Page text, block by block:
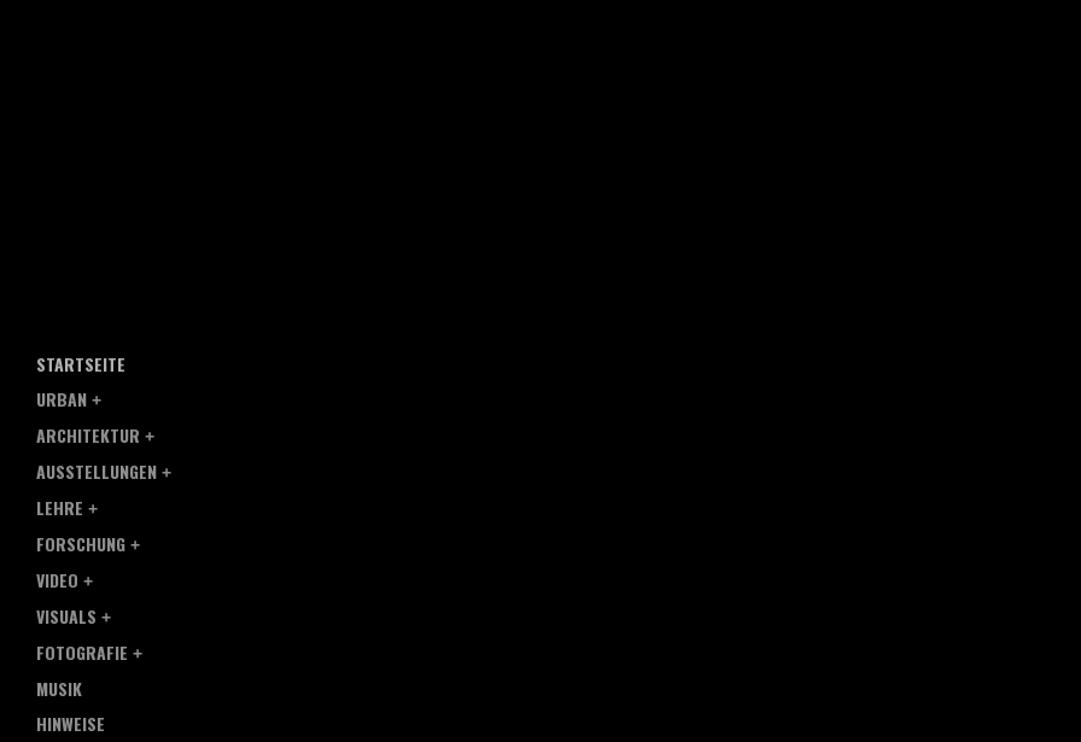
STARTSEITE
URBAN
ARCHITEKTUR
AUSSTELLUNGEN
LEHRE
FORSCHUNG
VIDEO
VISUALS
FOTOGRAFIE
MUSIK
HINWEISE